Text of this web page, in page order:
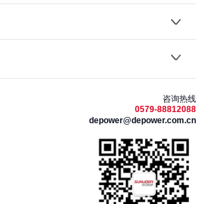
咨询热线
0579-88812088
depower@depower.com.cn